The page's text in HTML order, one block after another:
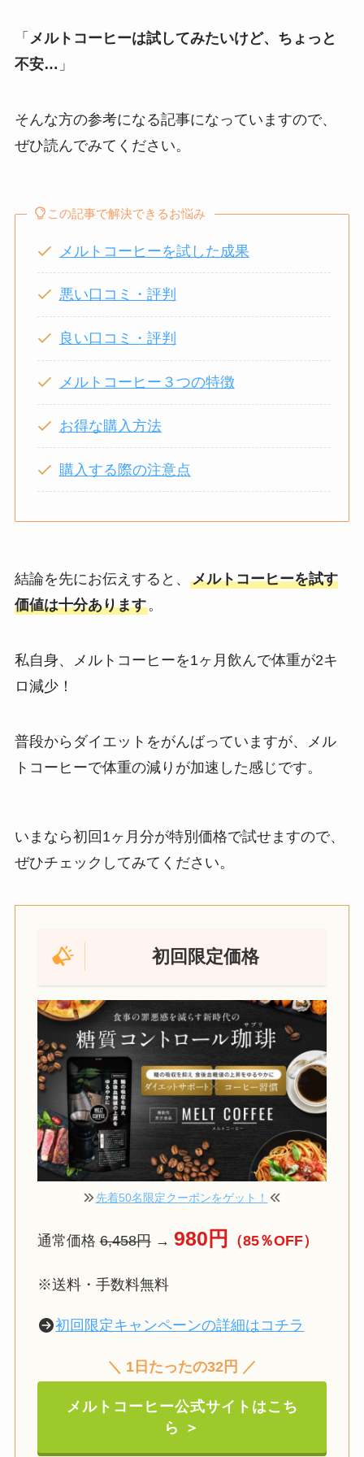
「 メルトコーヒーは試してみたいけど、ちょっと
不安… 」
そんな方の参考になる記事になっていますので、
ぜひ読んでみてください。
この記事で解決できるお悩み
メルトコーヒーを試した成果
悪い口コミ・評判
良い口コミ・評判
メルトコーヒー３つの特徴
お得な購入方法
購入する際の注意点
結論を先にお伝えすると、 メルトコーヒーを試す
価値は十分あります。
私自身、メルトコーヒーを1ヶ月飲んで体重が2キ
ロ減少！
普段からダイエットをがんばっていますが、メル
トコーヒーで体重の減りが加速した感じです。
いまなら初回1ヶ月分が特別価格で試せますので、
ぜひチェックしてみてください。
初回限定価格
先着50名限定クーポンをゲット！
通常価格6,458円→ 980円 （85％OFF）
※送料・手数料無料
初回限定キャンペーンの詳細はコチラ
＼ 1日たったの32円 ／
メルトコーヒー公式サイトはこち
ら ＞